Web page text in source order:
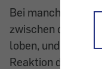
Bei manchen
zwischen dem
loben, und dem
Reaktion darauf